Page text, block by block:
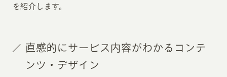
を紹介します。
直感的にサービス内容がわかるコンテ
ンツ・デザイン